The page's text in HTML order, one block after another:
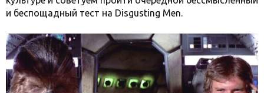
и беспощадный тест на Disgusting Men.